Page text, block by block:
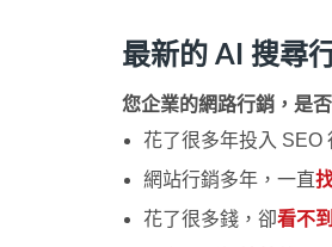
最新的 AI 搜尋
您企業的網路行銷，是
花了很多年投入 SEO
網站行銷多年，一直
花了很多錢，卻看不